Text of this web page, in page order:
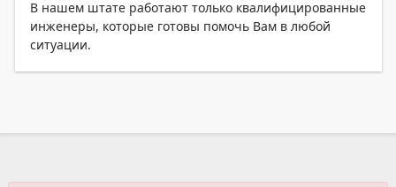
В нашем штате работают только квалифицированные
инженеры, которые готовы помочь Вам в любой
ситуации.